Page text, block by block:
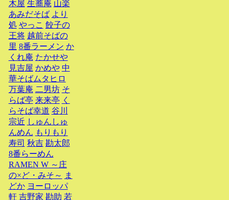
木屋 生蕎庵 山楽
あみだそば より
処 やっこ 餃子の
王将 越前そばの
里 8番ラーメン か
くれ庵 たかせや
見吉屋 かめや 中
華そばムタヒロ
万葉庵 二男坊 そ
らば亭 来来亭 く
らそば幸道 谷川
宗近 しゅんしゅ
んめん もりもり
寿司 秋吉 勘太郎
8番らーめん
RAMEN W ～庄
の×ど・みそ～ ま
どか ヨーロッパ
軒 吉野家 勘助 若